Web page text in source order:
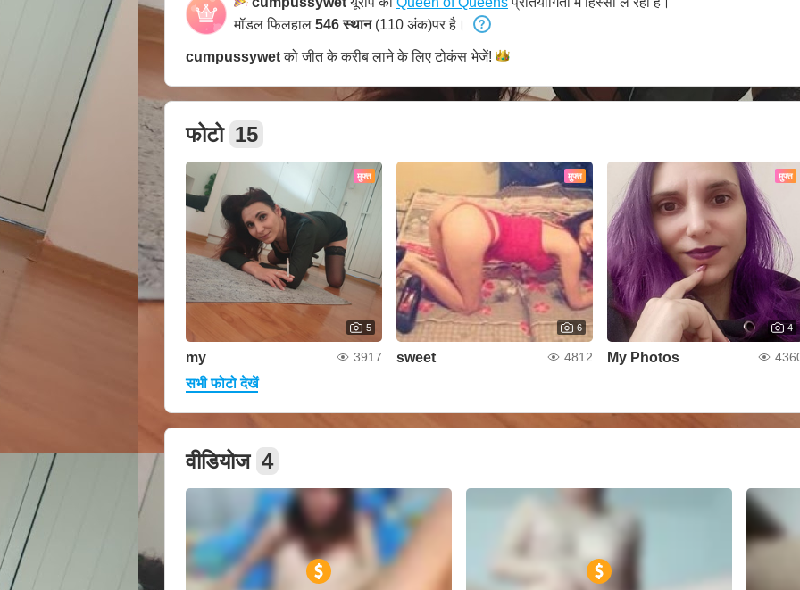
मॉडल फिलहाल 546 स्थान(110 अंक)पर है।
cumpussywetको जीत के करीब लाने के लिए टोकंस भेजें!
फोटो 15
मुफ्त
5
my 3917
मुफ्त
6
sweet 4812
मुफ्त
4
My Photos
सभी फोटो देखें
वीडियोज 4